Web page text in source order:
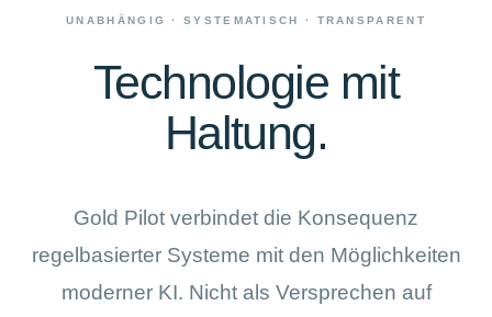
UNABHÄNGIG · SYSTEMATISCH · TRANSPARENT
Technologie mit
Haltung.
Gold Pilot verbindet die Konsequenz
regelbasierter Systeme mit den Möglichkeiten
moderner KI. Nicht als Versprechen auf